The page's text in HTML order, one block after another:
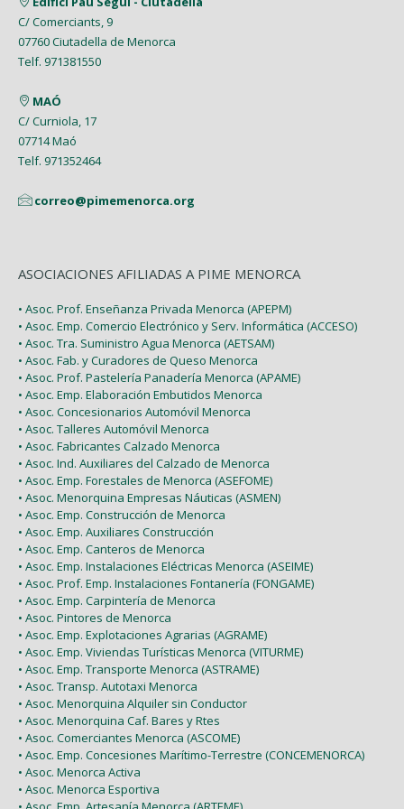
Enero (9)
Febrero (7)
Enero (1)
Febrero (1)
Enero (2)
Mayo (7)
Abril (4)
Febrero (6)
Enero (2)
C/ Comerciants, 9
07760 Ciutadella de Menorca
Telf. 971381550
MAÓ
C/ Curniola, 17
07714 Maó
Telf. 971352464
correo@pimemenorca.org
ASOCIACIONES AFILIADAS A PIME MENORCA
• Asoc. Prof. Enseñanza Privada Menorca (APEPM)
• Asoc. Emp. Comercio Electrónico y Serv. Informática (ACCESO)
• Asoc. Tra. Suministro Agua Menorca (AETSAM)
• Asoc. Fab. y Curadores de Queso Menorca
• Asoc. Prof. Pastelería Panadería Menorca (APAME)
• Asoc. Emp. Elaboración Embutidos Menorca
• Asoc. Concesionarios Automóvil Menorca
• Asoc. Talleres Automóvil Menorca
• Asoc. Fabricantes Calzado Menorca
• Asoc. Ind. Auxiliares del Calzado de Menorca
• Asoc. Emp. Forestales de Menorca (ASEFOME)
• Asoc. Menorquina Empresas Náuticas (ASMEN)
• Asoc. Emp. Construcción de Menorca
• Asoc. Emp. Auxiliares Construcción
• Asoc. Emp. Canteros de Menorca
• Asoc. Emp. Instalaciones Eléctricas Menorca (ASEIME)
• Asoc. Prof. Emp. Instalaciones Fontanería (FONGAME)
• Asoc. Emp. Carpintería de Menorca
• Asoc. Pintores de Menorca
• Asoc. Emp. Explotaciones Agrarias (AGRAME)
• Asoc. Emp. Viviendas Turísticas Menorca (VITURME)
• Asoc. Emp. Transporte Menorca (ASTRAME)
• Asoc. Transp. Autotaxi Menorca
• Asoc. Menorquina Alquiler sin Conductor
• Asoc. Menorquina Caf. Bares y Rtes
• Asoc. Comerciantes Menorca (ASCOME)
• Asoc. Emp. Concesiones Marítimo-Terrestre (CONCEMENORCA)
• Asoc. Menorca Activa
• Asoc. Menorca Esportiva